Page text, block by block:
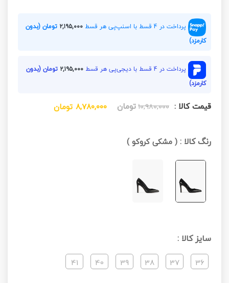
پرداخت در 4 قسط با اسنپ‌پی هر قسط ۲,۱۹۵,۰۰۰ تومان (بدون
کارمزد)
پرداخت در 4 قسط با دیجی‌پی هر قسط ۲,۱۹۵,۰۰۰ تومان (بدون
کارمزد)
قیمت کالا : ۱۰,۹۸۰,۰۰۰تومان ۸,۷۸۰,۰۰۰ تومان
رنگ کالا :(مشکی کروکو)
سایز کالا :
36
37
38
39
40
41